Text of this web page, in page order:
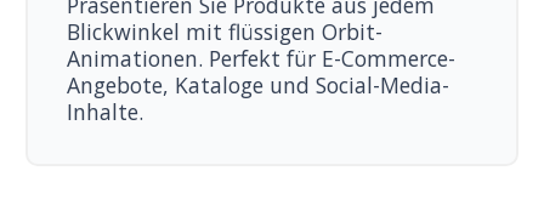
Blickwinkel mit flüssigen Orbit-
Animationen. Perfekt für E-Commerce-
Angebote, Kataloge und Social-Media-
Inhalte.